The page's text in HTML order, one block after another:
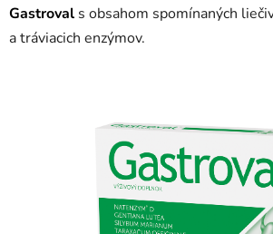
Gastroval s obsahom spomínaných
a tráviacich enzýmov.